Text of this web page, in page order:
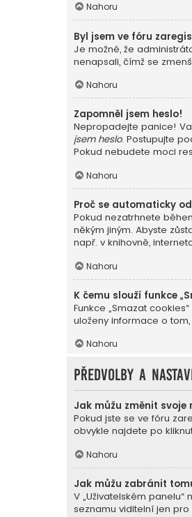
Nahoru
Byl jsem ve fóru
Je možné, že
nenapsali, čímž se
Nahoru
Zapomněl jsem heslo!
Nepropadejte panice!
jsem heslo. Postupujte
Pokud nebudete moci
Nahoru
Proč se automaticky
Pokud nezatrhnete
někým jiným. Abyste
např. v knihovně,
Nahoru
K čemu slouží funkce
Funkce „Smazat
uloženy informace o
Nahoru
Předvolby a
Jak můžu změnit svoje
Pokud jste se ve fóru
obvykle najdete po
Nahoru
Jak můžu zabránit
V „Uživatelském
seznamu viditelní jen